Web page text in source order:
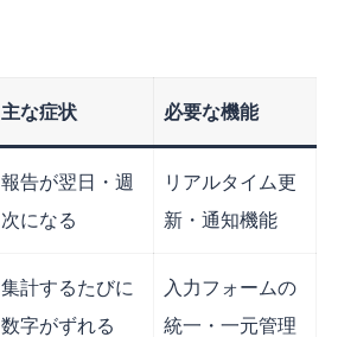
主な症状 必要な機能
報告が翌日・週
次になる
リアルタイム更
新・通知機能
集計するたびに
数字がずれる
入力フォームの
統一・一元管理